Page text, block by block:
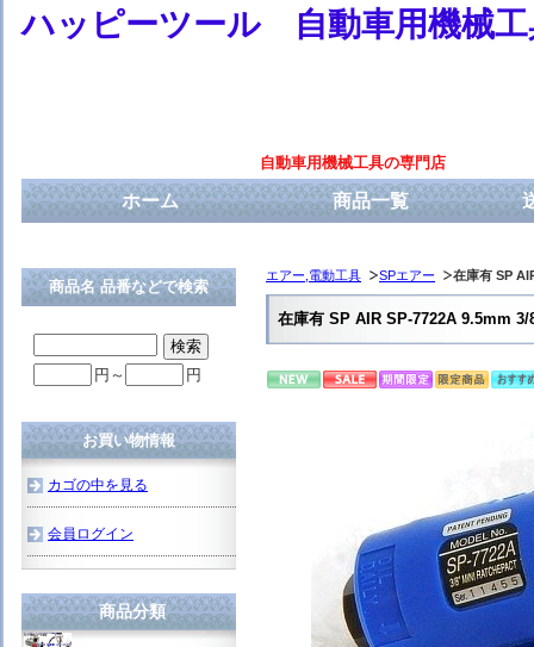
ハッピーツール 自動車用機械工
自動車用機械工具の専門店
ホーム 商品一覧
エアー,電動工具 SPエアー 在庫有 SP
在庫有 SP AIR SP-7722A 9.5mm
商品名 品番などで検索
円～ 円
お買い物情報
カゴの中を見る
会員ログイン
商品分類